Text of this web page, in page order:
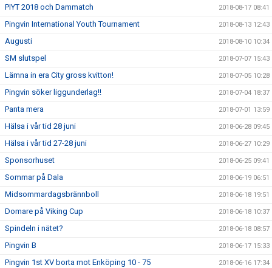
PIYT 2018 och Dammatch 2018-08-17 08:41
Pingvin International Youth Tournament 2018-08-13 12:43
Augusti 2018-08-10 10:34
SM slutspel 2018-07-07 15:43
Lämna in era City gross kvitton! 2018-07-05 10:28
Pingvin söker liggunderlag!! 2018-07-04 18:37
Panta mera 2018-07-01 13:59
Hälsa i vår tid 28 juni 2018-06-28 09:45
Hälsa i vår tid 27-28 juni 2018-06-27 10:29
Sponsorhuset 2018-06-25 09:41
Sommar på Dala 2018-06-19 06:51
Midsommardagsbrännboll 2018-06-18 19:51
Domare på Viking Cup 2018-06-18 10:37
Spindeln i nätet? 2018-06-18 08:57
Pingvin B 2018-06-17 15:33
Pingvin 1st XV borta mot Enköping 10 - 75 2018-06-16 17:34